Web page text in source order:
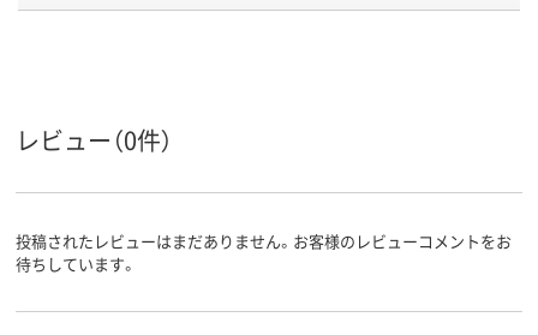
レビュー（0件）
投稿されたレビューはまだありません。お客様のレビューコメントをお
待ちしています。